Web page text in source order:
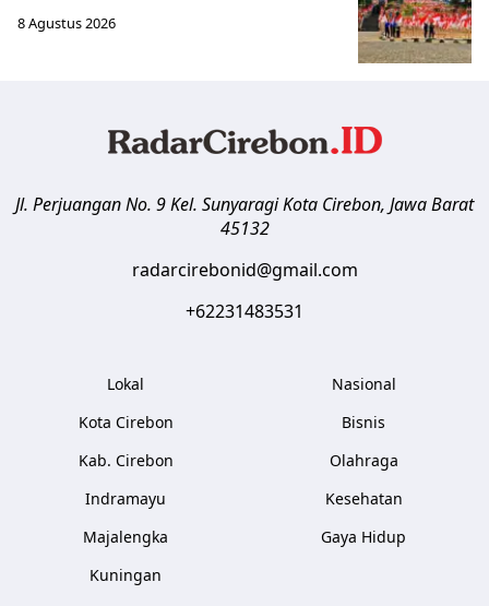
8 Agustus 2026
Jl. Perjuangan No. 9 Kel. SunyaragiKota Cirebon, Jawa Barat
45132
radarcirebonid@gmail.com
+62231483531
Lokal
Kota Cirebon
Kab. Cirebon
Indramayu
Majalengka
Kuningan
Nasional
Bisnis
Olahraga
Kesehatan
Gaya Hidup